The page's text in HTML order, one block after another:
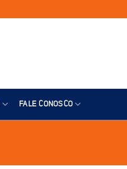
FALE CONOSCO